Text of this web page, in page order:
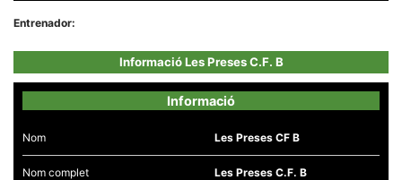
Entrenador:
Informació Les Preses C.F. B
Informació
Nom Les Preses CF B
Nom complet Les Preses C.F. B
Necessàries
Aquestes
cookies no